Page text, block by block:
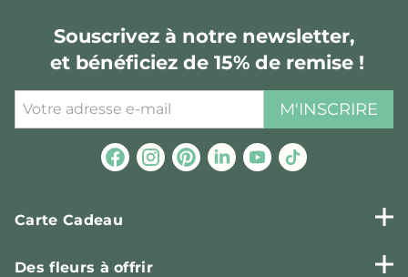
Souscrivez à notre newsletter,
et bénéficiez de 15% de remise !
M'INSCRIRE
Carte Cadeau
Des fleurs à offrir